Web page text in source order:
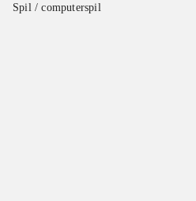
Spil / computerspil